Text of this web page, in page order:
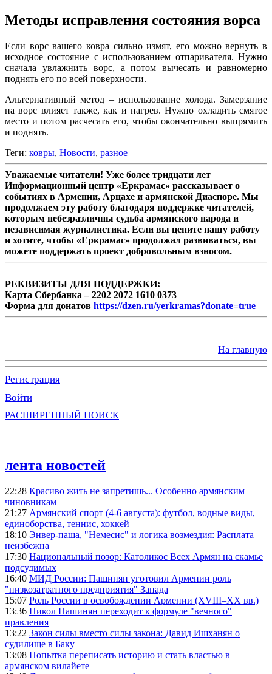
Методы исправления состояния ворса
Если ворс вашего ковра сильно измят, его можно вернуть в
исходное состояние с использованием отпаривателя. Нужно
сначала увлажнить ворс, а потом вычесать и равномерно
поднять его по всей поверхности.
Альтернативный метод – использование холода. Замерзание
на ворс влияет также, как и нагрев. Нужно охладить смятое
место и потом расчесать его, чтобы окончательно выпрямить
и поднять.
Теги: ковры, Новости, разное
Уважаемые читатели! Уже более тридцати лет
Информационный центр «Еркрамас» рассказывает о
событиях в Армении, Арцахе и армянской Диаспоре. Мы
продолжаем эту работу благодаря поддержке читателей,
которым небезразличны судьба армянского народа и
независимая журналистика. Если вы цените нашу работу
и хотите, чтобы «Еркрамас» продолжал развиваться, вы
можете поддержать проект добровольным взносом.
РЕКВИЗИТЫ ДЛЯ ПОДДЕРЖКИ:
Карта Сбербанка – 2202 2072 1610 0373
Форма для донатов https://dzen.ru/yerkramas?donate=true
На главную
Регистрация
Войти
РАСШИРЕННЫЙ ПОИСК
лента новостей
22:28 Красиво жить не запретишь... Особенно армянским
чиновникам
21:27 Армянский спорт (4-6 августа): футбол, водные виды,
единоборства, теннис, хоккей
18:10 Энвер-паша, "Немесис" и логика возмездия: Расплата
неизбежна
17:30 Национальный позор: Католикос Всех Армян на скамье
подсудимых
16:40 МИД России: Пашинян уготовил Армении роль
"низкозатратного предприятия" Запада
15:07 Роль России в освобождении Армении (XVIII–XX вв.)
13:36 Никол Пашинян переходит к формуле "вечного"
правления
13:22 Закон силы вместо силы закона: Давид Ишханян о
судилище в Баку
13:08 Попытка переписать историю и стать властью в
армянском вилайете